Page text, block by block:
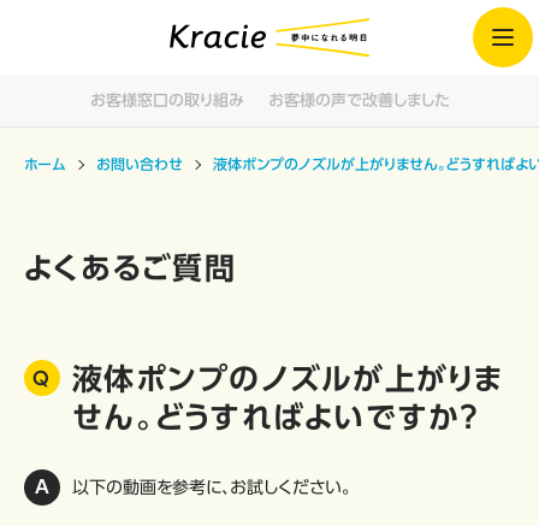
お客様窓口の取り組み お客様の声で改善しました
ホーム お問い合わせ 液体ポンプのノズルが上がりません。どうすればよ
よくあるご質問
液体ポンプのノズルが上がりま
せん。どうすればよいですか？
以下の動画を参考に、お試しください。